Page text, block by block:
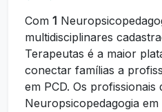
Com 1
multidisciplinares
Terapeutas é a maior
conectar famílias a
em PCD. Os profissionais
Neuropsicopedagogia